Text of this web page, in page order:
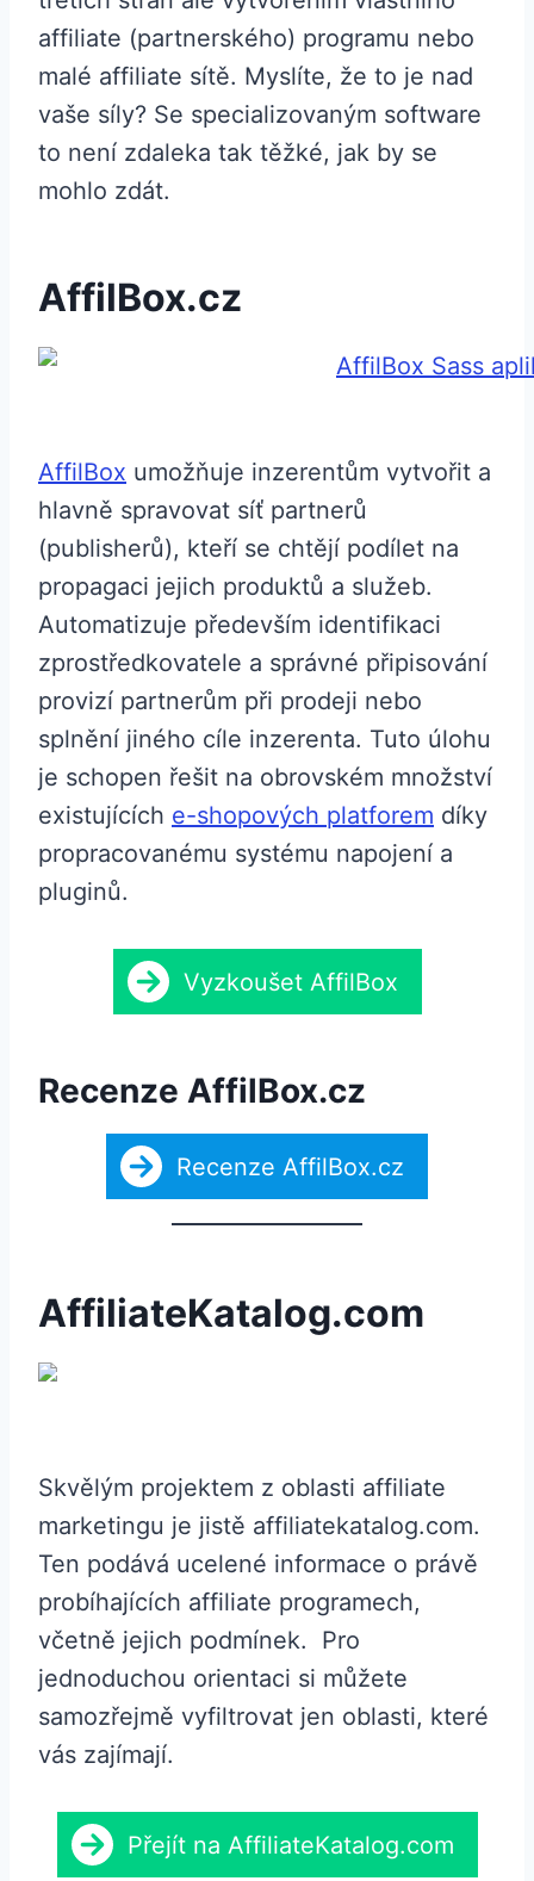
affiliate (partnerského) programu nebo
malé affiliate sítě. Myslíte, že to je nad
vaše síly? Se specializovaným software
to není zdaleka tak těžké, jak by se
mohlo zdát.
AffilBox.cz
AffilBox umožňuje inzerentům vytvořit a
hlavně spravovat síť partnerů
(publisherů), kteří se chtějí podílet na
propagaci jejich produktů a služeb.
Automatizuje především identifikaci
zprostředkovatele a správné připisování
provizí partnerům při prodeji nebo
splnění jiného cíle inzerenta. Tuto úlohu
je schopen řešit na obrovském množství
existujících e-shopových platforem díky
propracovanému systému napojení a
pluginů.
Vyzkoušet AffilBox
Recenze AffilBox.cz
Recenze AffilBox.cz
AffiliateKatalog.com
Skvělým projektem z oblasti affiliate
marketingu je jistě affiliatekatalog.com.
Ten podává ucelené informace o právě
probíhajících affiliate programech,
včetně jejich podmínek. Pro
jednoduchou orientaci si můžete
samozřejmě vyfiltrovat jen oblasti, které
vás zajímají.
Přejít na AffiliateKatalog.com